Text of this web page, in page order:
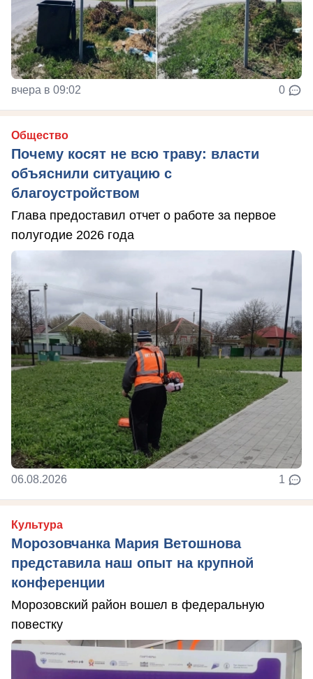
вчера в 09:02 0
Общество
Почему косят не всю траву: власти
объяснили ситуацию с
благоустройством
Глава предоставил отчет о работе за первое
полугодие 2026 года
06.08.2026 1
Культура
Морозовчанка Мария Ветошнова
представила наш опыт на крупной
конференции
Морозовский район вошел в федеральную
повестку